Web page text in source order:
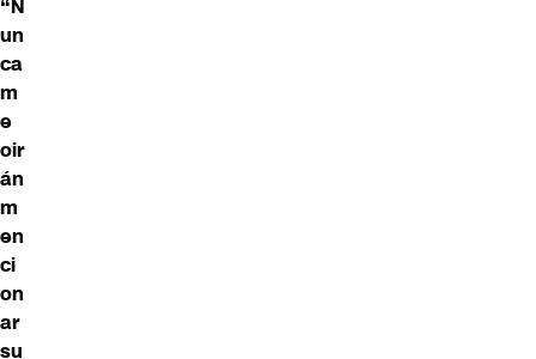
“N
un
ca
m
e
oir
án
m
en
ci
on
ar
su